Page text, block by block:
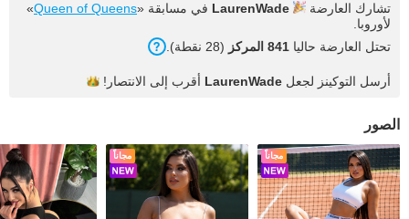
تشارك العارضة LaurenWade في مسابقة «Queen of Queens
»
لأوروبا.
تحتل العارضة حاليا 841 المركز (28 نقطة).
أرسل التوكينز لجعل LaurenWade أقرب إلى الانتصار!
الصور
مجاناً مجاناً